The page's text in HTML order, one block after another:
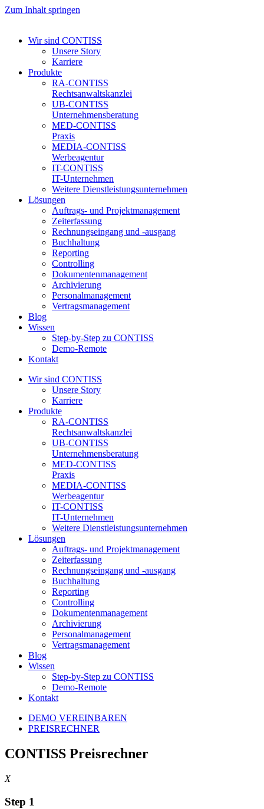
Zum Inhalt springen
Wir sind CONTISS
Unsere Story
Karriere
Produkte
RA-CONTISS
Rechtsanwaltskanzlei
UB-CONTISS
Unternehmensberatung
MED-CONTISS
Praxis
MEDIA-CONTISS
Werbeagentur
IT-CONTISS
IT-Unternehmen
Weitere Dienstleistungsunternehmen
Lösungen
Auftrags- und Projektmanagement
Zeiterfassung
Rechnungseingang und -ausgang
Buchhaltung
Reporting
Controlling
Dokumentenmanagement
Archivierung
Personalmanagement
Vertragsmanagement
Blog
Wissen
Step-by-Step zu CONTISS
Demo-Remote
Kontakt
Wir sind CONTISS
Unsere Story
Karriere
Produkte
RA-CONTISS
Rechtsanwaltskanzlei
UB-CONTISS
Unternehmensberatung
MED-CONTISS
Praxis
MEDIA-CONTISS
Werbeagentur
IT-CONTISS
IT-Unternehmen
Weitere Dienstleistungsunternehmen
Lösungen
Auftrags- und Projektmanagement
Zeiterfassung
Rechnungseingang und -ausgang
Buchhaltung
Reporting
Controlling
Dokumentenmanagement
Archivierung
Personalmanagement
Vertragsmanagement
Blog
Wissen
Step-by-Step zu CONTISS
Demo-Remote
Kontakt
DEMO VEREINBAREN
PREISRECHNER
CONTISS Preisrechner
X
Step 1